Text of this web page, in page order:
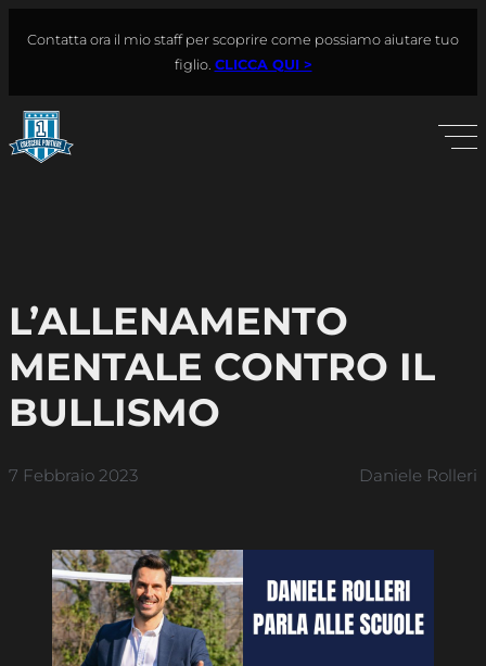
Contatta ora il mio staff per scoprire come possiamo aiutare tuo
figlio. CLICCA QUI >
Cerca
L’ALLENAMENTO
MENTALE CONTRO IL
BULLISMO
7 Febbraio 2023 Daniele Rolleri